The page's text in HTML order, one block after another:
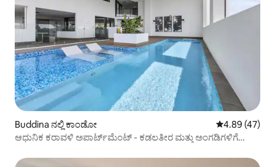
Buddina ನಲ್ಲಿ ಕಾಂಡೋ 5 ರಲ್ಲಿ 4.89
4.89 (47)
ಆಧುನಿಕ ಕರಾವಳಿ ಅಪಾರ್ಟ್‌ಮೆಂಟ್ - ಕಡಲತೀರ ಮತ್ತು ಅಂಗಡಿಗಳಿಗೆ